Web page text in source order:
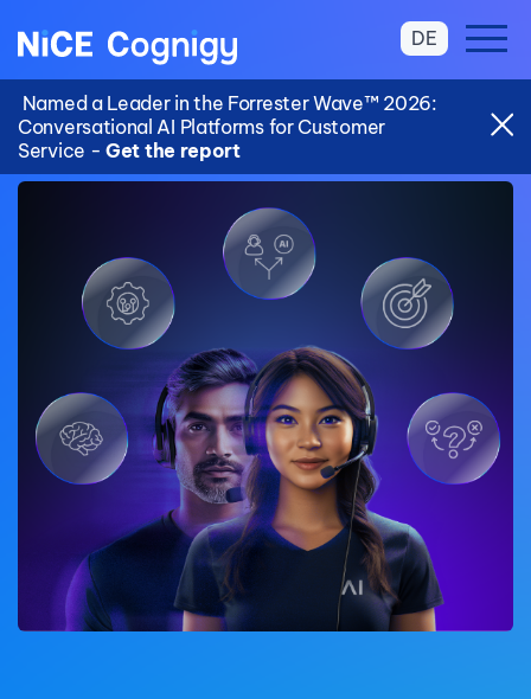
Named a Leader in the Forrester Wave™ 2026:
Conversational AI Platforms for Customer
Service - Get the report
DE